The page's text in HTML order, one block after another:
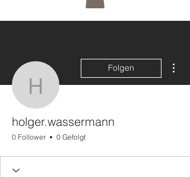
Folgen
holger.wassermann
0 Follower 0 Gefolgt